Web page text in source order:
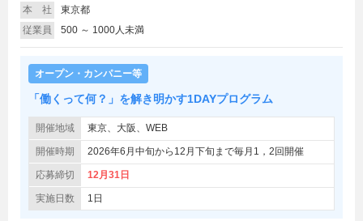
本 社
東京都
従業員
500 ～ 1000人未満
オープン・カンパニー等
「働くって何？」を解き明かす1DAYプログラム
開催地域 東京、大阪、WEB
開催時期 2026年6月中旬から12月下旬まで毎月1，2回開催
応募締切 12月31日
実施日数 1日